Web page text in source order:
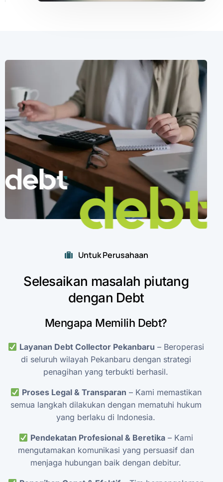
Untuk Perusahaan
Selesaikan masalah piutang
dengan Debt
Mengapa Memilih Debt?
Layanan Debt Collector Pekanbaru – Beroperasi
di seluruh wilayah Pekanbaru dengan strategi
penagihan yang terbukti berhasil.
Proses Legal & Transparan – Kami memastikan
semua langkah dilakukan dengan mematuhi hukum
yang berlaku di Indonesia.
Pendekatan Profesional & Beretika – Kami
mengutamakan komunikasi yang persuasif dan
menjaga hubungan baik dengan debitur.